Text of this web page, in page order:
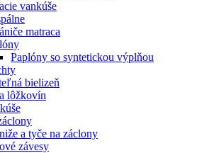
vankúše
matraca
Paplóny so syntetickou výplňou
bielizeň
lôžkovín
a tyče na záclony
závesy